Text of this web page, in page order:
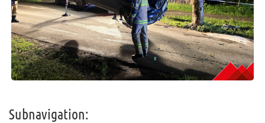
Subnavigation: